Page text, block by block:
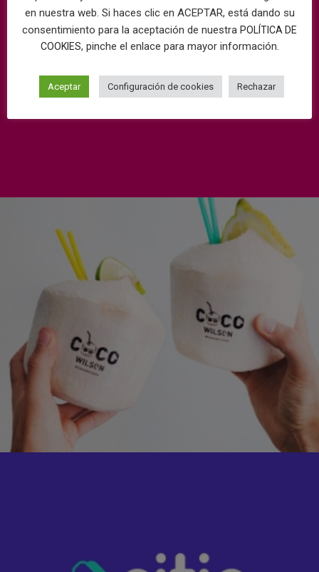
en nuestra web. Si haces clic en ACEPTAR, está dando su
consentimiento para la aceptación de nuestra POLÍTICA DE
COOKIES, pinche el enlace para mayor información.
Aceptar Configuración de cookies Rechazar